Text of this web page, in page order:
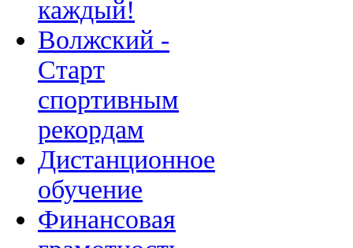
каждый!
Волжский -
Старт
спортивным
рекордам
Дистанционное
обучение
Финансовая